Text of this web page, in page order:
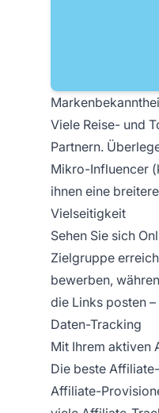
Viele Reise- und
Partnern.
Mikro-Influencer
ihnen eine
Vielseitigkeit
Sehen Sie sich
Zielgruppe
bewerben,
die Links posten
Daten-Tracking
Mit Ihrem aktiven
Die beste
Affiliate-